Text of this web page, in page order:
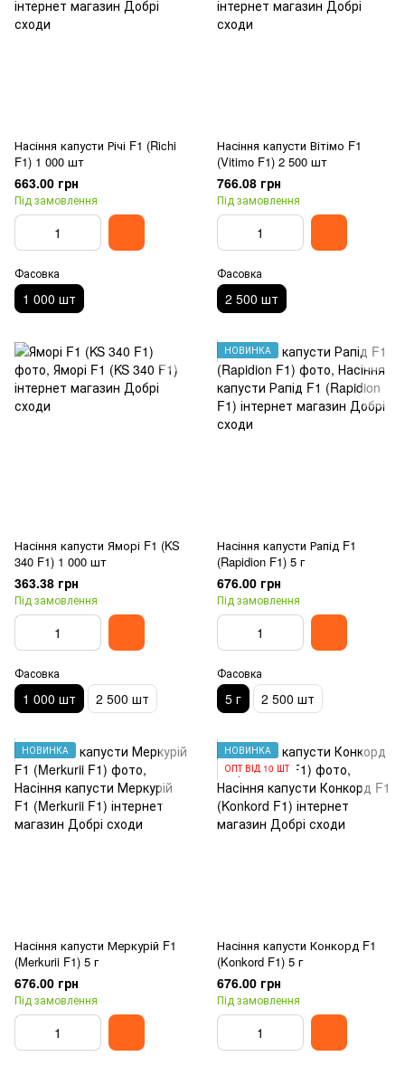
Насіння капусти Річі F1 (Richi
F1) 1 000 шт
663.00 грн
Під замовлення
Фасовка
1 000 шт
Насіння капусти Вітімо F1
(Vitimo F1) 2 500 шт
766.08 грн
Під замовлення
Фасовка
2 500 шт
Насіння капусти Яморі F1 (KS
340 F1) 1 000 шт
363.38 грн
Під замовлення
Фасовка
1 000 шт 2 500 шт
НОВИНКА
Насіння капусти Рапід F1
(Rapidion F1) 5 г
676.00 грн
Під замовлення
Фасовка
5 г 2 500 шт
НОВИНКА
Насіння капусти Меркурій F1
(Merkurii F1) 5 г
676.00 грн
Під замовлення
НОВИНКА
ОПТ ВІД 10 ШТ
Насіння капусти Конкорд F1
(Konkord F1) 5 г
676.00 грн
Під замовлення